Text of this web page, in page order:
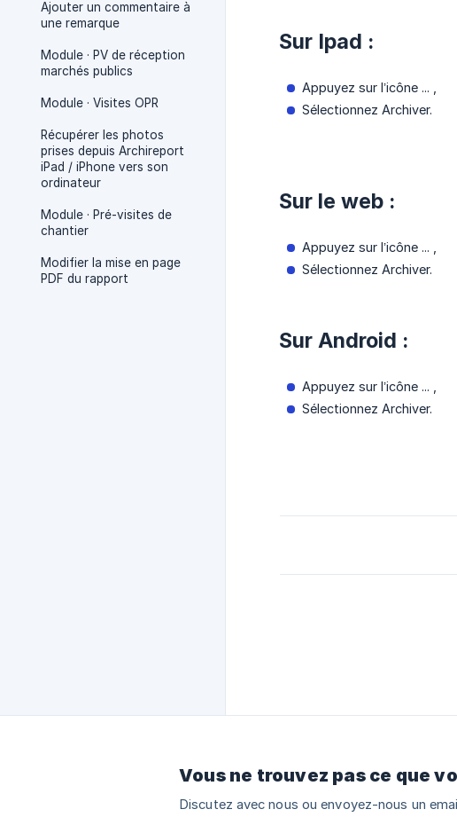
Ajouter un commentaire à
une remarque
Module · PV de réception
marchés publics
Module · Visites OPR
Récupérer les photos
prises depuis Archireport
iPad / iPhone vers son
ordinateur
Module · Pré-visites de
chantier
Modifier la mise en page
PDF du rapport
Sur Ipad :
Appuyez sur l’icône ... ,
Sélectionnez Archiver.
Sur le web :
Appuyez sur l’icône ... ,
Sélectionnez Archiver.
Sur Android :
Appuyez sur l’icône ... ,
Sélectionnez Archiver.
Vous ne trouvez pas ce que
Discutez avec nous ou envoyez-nous un